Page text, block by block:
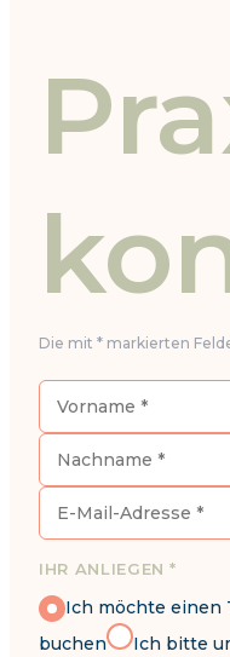
Die mit * markierten
IHR ANLIEGEN *
Ich möchte einen
buchen
Ich bitte